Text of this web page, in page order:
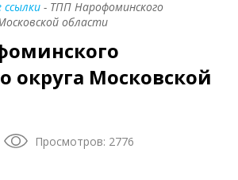
ссылки - ТПП Нарофоминского
области
округа Московской
Просмотров: 2776